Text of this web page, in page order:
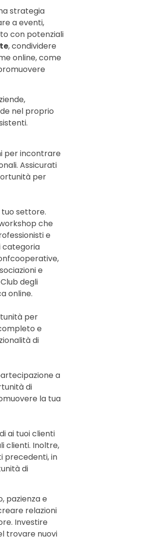
strategia
a eventi,
con potenziali
, condividere
online, come
nel proprio
per incontrare
Assicurati
per
tuo settore.
che
e
categoria
e
degli
online.
per
e
di
a
di
la tua
ai tuoi clienti
clienti. Inoltre,
precedenti, in
di
pazienza e
relazioni
Investire
trovare nuovi